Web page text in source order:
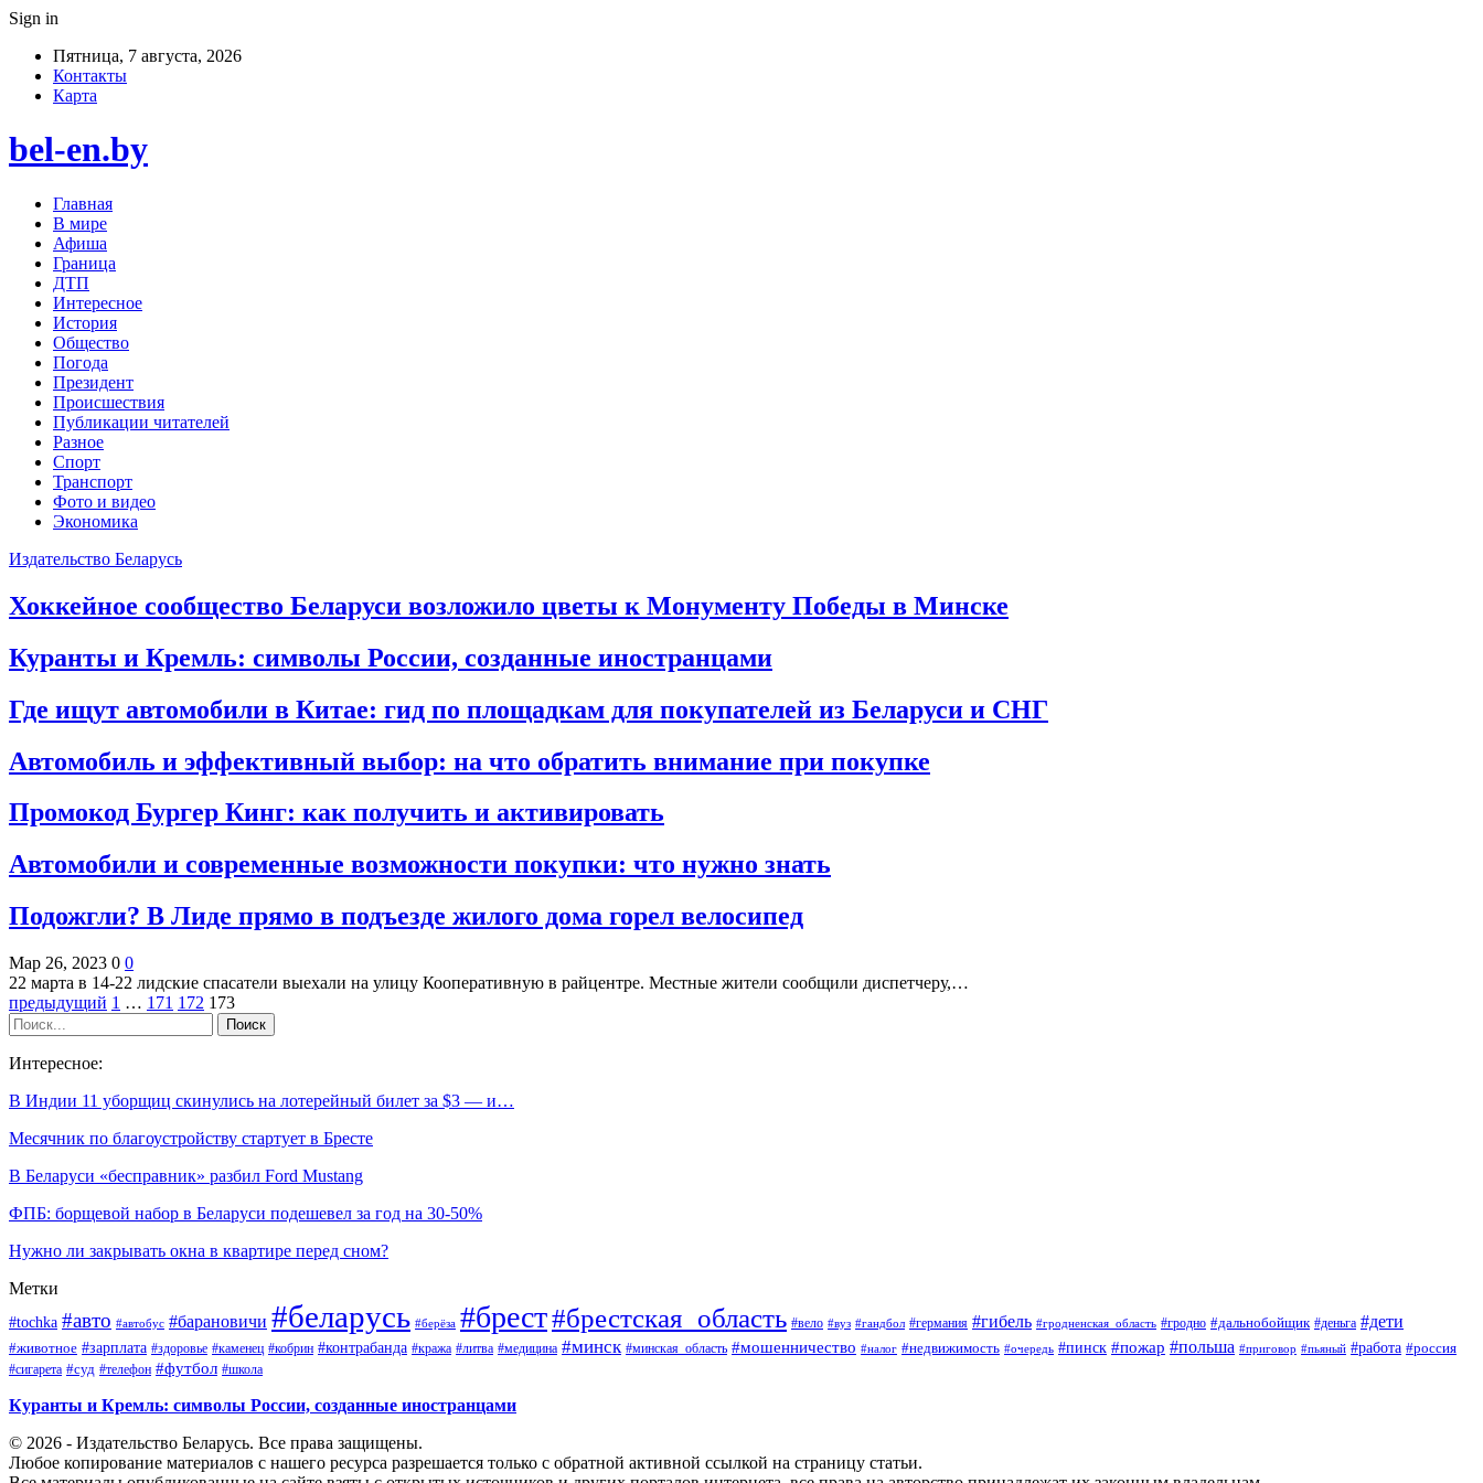
Sign in
Пятница, 7 августа, 2026
Контакты
Карта
bel-en.by
Главная
В мире
Афиша
Граница
ДТП
Интересное
История
Общество
Погода
Президент
Происшествия
Публикации читателей
Разное
Спорт
Транспорт
Фото и видео
Экономика
Издательство Беларусь
Хоккейное сообщество Беларуси возложило цветы к Монументу Победы в Минске
Куранты и Кремль: символы России, созданные иностранцами
Где ищут автомобили в Китае: гид по площадкам для покупателей из Беларуси и СНГ
Автомобиль и эффективный выбор: на что обратить внимание при покупке
Промокод Бургер Кинг: как получить и активировать
Автомобили и современные возможности покупки: что нужно знать
Подожгли? В Лиде прямо в подъезде жилого дома горел велосипед
Мар 26, 2023 0 0
22 марта в 14-22 лидские спасатели выехали на улицу Кооперативную в райцентре. Местные жители сообщили диспетчеру,…
предыдущий 1 … 171 172 173
Интересное:
В Индии 11 уборщиц скинулись на лотерейный билет за $3 — и…
Месячник по благоустройству стартует в Бресте
В Беларуси «бесправник» разбил Ford Mustang
ФПБ: борщевой набор в Беларуси подешевел за год на 30-50%
Нужно ли закрывать окна в квартире перед сном?
Метки
#tochka #авто #автобус #барановичи #беларусь #берёза #брест#брестская_область #вело #вуз #гандбол #германия #гибель #гродненская_область #гродно #дальнобойщик #деньга #дети
#животное #зарплата #здоровье #каменец #кобрин #контрабанда #кража #литва #медицина #минск #минская_область #мошенничество #налог #недвижимость #очередь #пинск #пожар #польша #приговор #пьяный #работа #россия
#сигарета #суд #телефон #футбол #школа
Куранты и Кремль: символы России, созданные иностранцами
© 2026 - Издательство Беларусь. Все права защищены.
Любое копирование материалов с нашего ресурса разрешается только с обратной активной ссылкой на страницу статьи.